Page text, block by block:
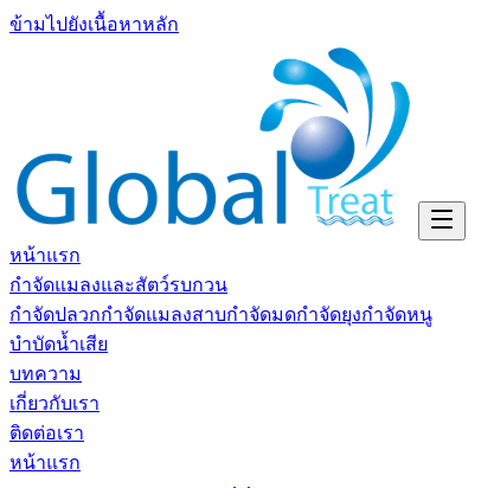
ข้ามไปยังเนื้อหาหลัก
หน้าแรก
กำจัดแมลงและสัตว์รบกวน
กำจัดปลวกกำจัดแมลงสาบกำจัดมดกำจัดยุงกำจัดหนู
บำบัดน้ำเสีย
บทความ
เกี่ยวกับเรา
ติดต่อเรา
หน้าแรก